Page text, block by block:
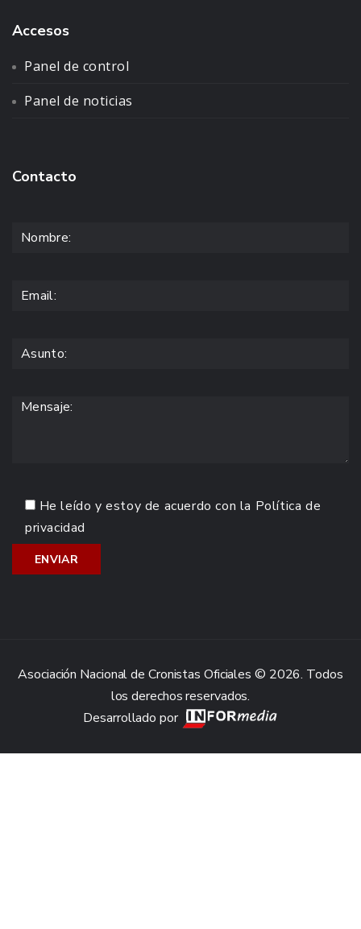
Accesos
Panel de control
Panel de noticias
Contacto
He leído y estoy de acuerdo con la Política de
privacidad
Asociación Nacional de Cronistas Oficiales © 2026. Todos
los derechos reservados.
Desarrollado por